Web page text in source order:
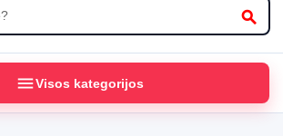
search
menuVisos kategorijos